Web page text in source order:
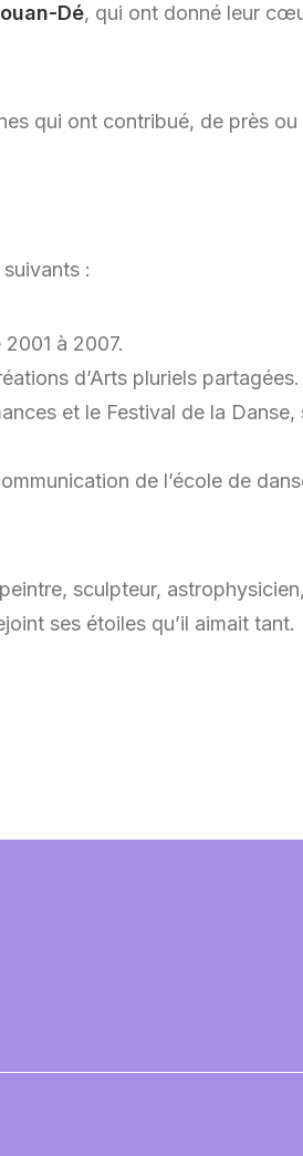
Dé, qui ont donné leur
qui ont contribué, de près
:
à 2007.
d’Arts pluriels partagées.
et le Festival de la Danse,
de l’école de
sculpteur,
ses étoiles qu’il aimait tant.